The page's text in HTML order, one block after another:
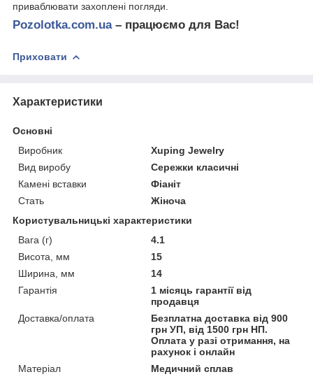
приваблювати захоплені погляди.
Pozolotka.com.ua– працюємо для Вас!
Приховати
Характеристики
Основні
Виробник
Xuping Jewelry
Вид виробу
Сережки класичні
Камені вставки
Фіаніт
Стать
Жіноча
Користувальницькі характеристики
Вага (г)
4.1
Висота, мм
15
Ширина, мм
14
Гарантія
1 місяць гарантії від
продавця
Доставка/оплата
Безплатна доставка від 900
грн УП, від 1500 грн НП.
Оплата у разі отримання, на
рахунок і онлайн
Матеріал
Медичний сплав